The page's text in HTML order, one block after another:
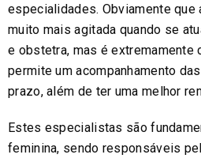
especialidades. Obviamente que
muito mais agitada quando se
e obstetra, mas é extremamente
permite um acompanhamento
prazo, além de ter uma melhor
Estes especialistas são
feminina, sendo responsáveis